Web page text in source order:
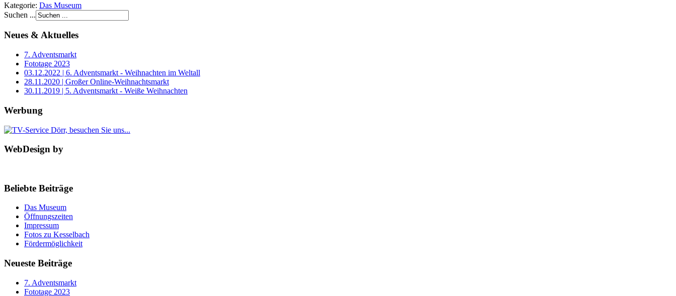
Kategorie: Das Museum
Suchen ...
Neues & Aktuelles
7. Adventsmarkt
Fototage 2023
03.12.2022 | 6. Adventsmarkt - Weihnachten im Weltall
28.11.2020 | Großer Online-Weihnachtsmarkt
30.11.2019 | 5. Adventsmarkt - Weiße Weihnachten
Werbung
WebDesign by
Beliebte Beiträge
Das Museum
Öffnungszeiten
Impressum
Fotos zu Kesselbach
Fördermöglichkeit
Neueste Beiträge
7. Adventsmarkt
Fototage 2023